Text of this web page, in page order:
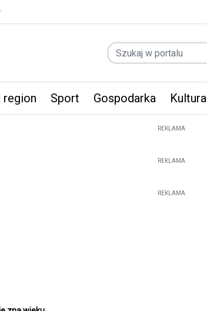
region Sport Gospodarka Kultura
REKLAMA
REKLAMA
REKLAMA